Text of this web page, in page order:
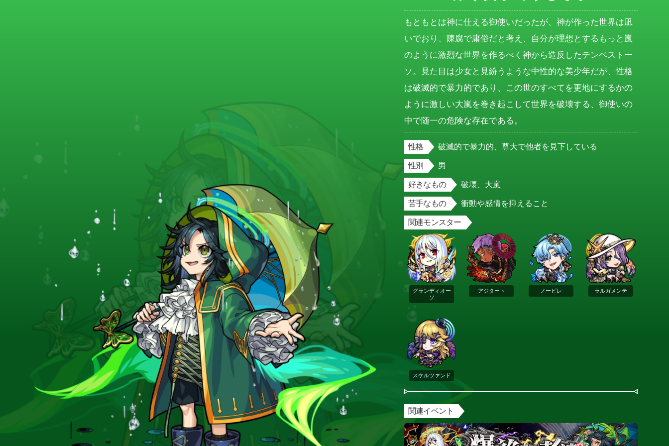
もともとは神に仕える御使いだったが、神が作った世界は凪
いでおり、陳腐で庸俗だと考え、自分が理想とするもっと嵐
のように激烈な世界を作るべく神から造反したテンペストー
ソ。見た目は少女と見紛うような中性的な美少年だが、性格
は破滅的で暴力的であり、この世のすべてを更地にするかの
ように激しい大嵐を巻き起こして世界を破壊する、御使いの
中で随一の危険な存在である。
性格 破滅的で暴力的、尊大で他者を見下している
性別 男
好きなもの 破壊、大嵐
苦手なもの 衝動や感情を抑えること
関連モンスター
グランディオー
ソ
アジタート ノービレ ラルガメンテ
スケルツァンド
関連イベント